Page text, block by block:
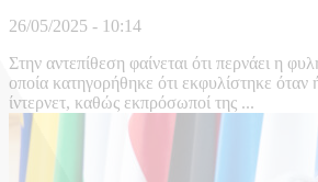
26/05/2025 - 10:14
Στην αντεπίθεση φαίνεται ότι περνάει η
οποία κατηγορήθηκε ότι εκφυλίστηκε
ίντερνετ, καθώς εκπρόσωποί της ...